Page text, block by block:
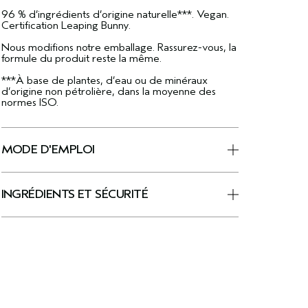
96 % d’ingrédients d’origine naturelle***. Vegan.
Certification Leaping Bunny.
Nous modifions notre emballage. Rassurez-vous, la
formule du produit reste la même.
***À base de plantes, d’eau ou de minéraux
d’origine non pétrolière, dans la moyenne des
normes ISO.
MODE D'EMPLOI
INGRÉDIENTS ET SÉCURITÉ